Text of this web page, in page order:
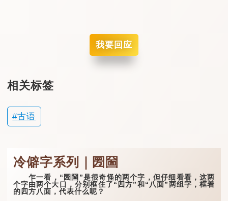
我要回应
相关标签
古语
冷僻字系列｜圐圙
乍一看，“圐圙”是很奇怪的两个字，但仔细看看，这两
个字由两个大口，分别框住了“四方”和“八面”两组字，框着
的四方八面，代表什么呢？